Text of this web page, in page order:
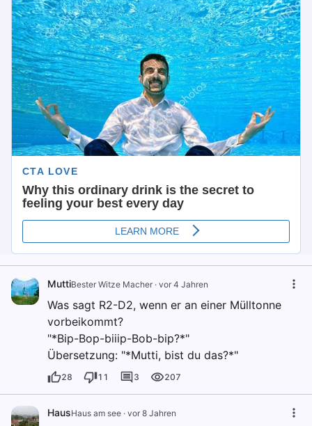
MuttiBester Witze Macher · vor 4 Jahren
Was sagt R2-D2, wenn er an einer Mülltonne
vorbeikommt?
"*Bip-Bop-biiip-Bob-bip?*"
Übersetzung: "*Mutti, bist du das?*"
28 11 3 207
HausHaus am see · vor 8 Jahren